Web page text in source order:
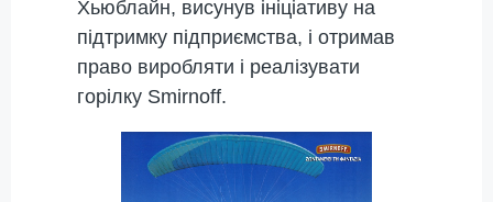
Хьюблайн, висунув ініціативу на
підтримку підприємства, і отримав
право виробляти і реалізувати
горілку Smirnoff.